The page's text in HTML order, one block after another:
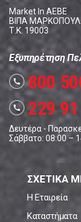
Market In ΑΕΒΕ
ΒΙΠΑ
Τ.Κ. 19003
Εξυπηρέτηση
call 800
call 229
Δευτέρα -
Σάββατο: 08:00 –
ΣΧΕΤΙΚΑ
Η Εταιρεία
Καταστήματα